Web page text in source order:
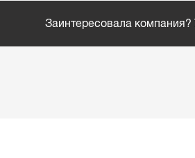
Заинтересовала